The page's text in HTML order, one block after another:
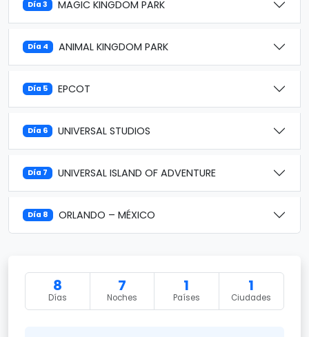
Día 3 MAGIC KINGDOM PARK
Día 4 ANIMAL KINGDOM PARK
Día 5 EPCOT
Día 6 UNIVERSAL STUDIOS
Día 7 UNIVERSAL ISLAND OF ADVENTURE
Día 8 ORLANDO – MÉXICO
8
Días
7
Noches
1
Países
1
Ciudades